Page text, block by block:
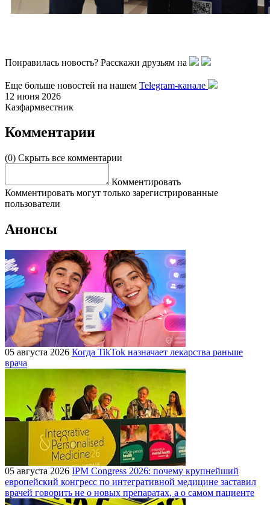
Понравилась новость? Расскажи друзьям на
Еще больше новостей на нашем Telegram-канале
12 июня 2026
Казфармвестник
Комментарии
(0) Скрыть все комментарии
Комментировать
Комментировать могут только зарегистрированные
пользователи
Анонсы
05 августа 2026 Когда TikTok назначает лекарства раньше
врача
05 августа 2026 IPM Congress 2026: почему крупнейший
европейский конгресс по интегративной медицине заставил
врачей говорить не о новых препаратах, а о самом пациенте